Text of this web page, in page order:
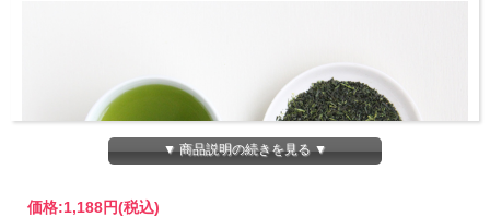
▼ 商品説明の続きを見る ▼
価格:1,188円(税込)